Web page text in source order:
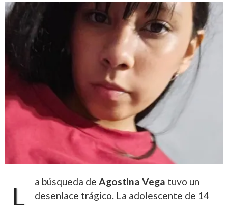
L
a búsqueda de Agostina Vega tuvo un
desenlace trágico. La adolescente de 14